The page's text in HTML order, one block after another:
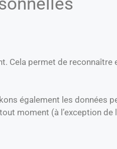
Cela permet de
également les données
moment (à l’exception de